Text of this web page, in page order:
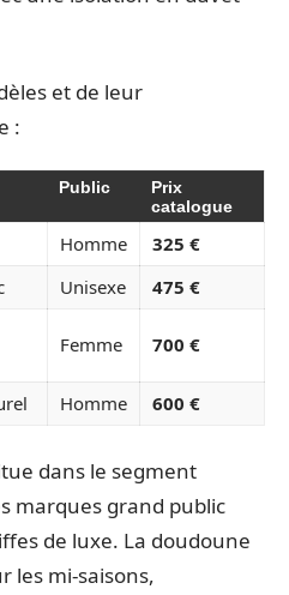
et de leur
:
Public
Prix
catalogue
Homme
325 €
Unisexe
475 €
Femme 700 €
Homme 600 €
dans le segment
marques grand public
de luxe. La doudoune
les mi-saisons,